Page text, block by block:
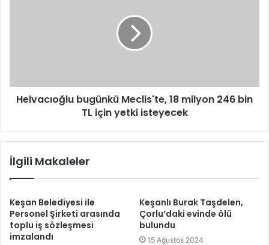
Helvacıoğlu bugünkü Meclis'te, 18 milyon 246 bin
TL için yetki isteyecek
İlgili Makaleler
Keşan Belediyesi ile
Personel Şirketi arasında
toplu iş sözleşmesi
imzalandı
Keşanlı Burak Taşdelen,
Çorlu’daki evinde ölü
bulundu
15 Ağustos 2024